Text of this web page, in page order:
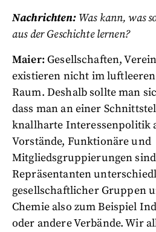
Nachrichten: Was kann, was
aus der Geschichte lernen?
Maier: Gesellschaften,
existieren nicht im
Raum. Deshalb sollte man
dass man an einer
knallharte Interessenpolitik
Vorstände, Funktionäre und
Mitgliedsgruppierungen
Repräsentanten
gesellschaftlicher Gruppen
Chemie also zum Beispiel
oder andere Verbände. Wir